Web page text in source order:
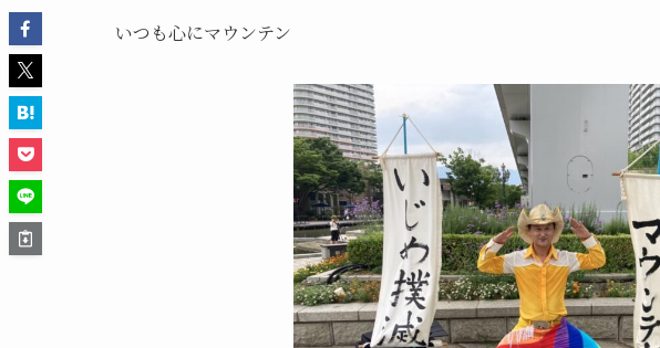
いつも心にマウンテン